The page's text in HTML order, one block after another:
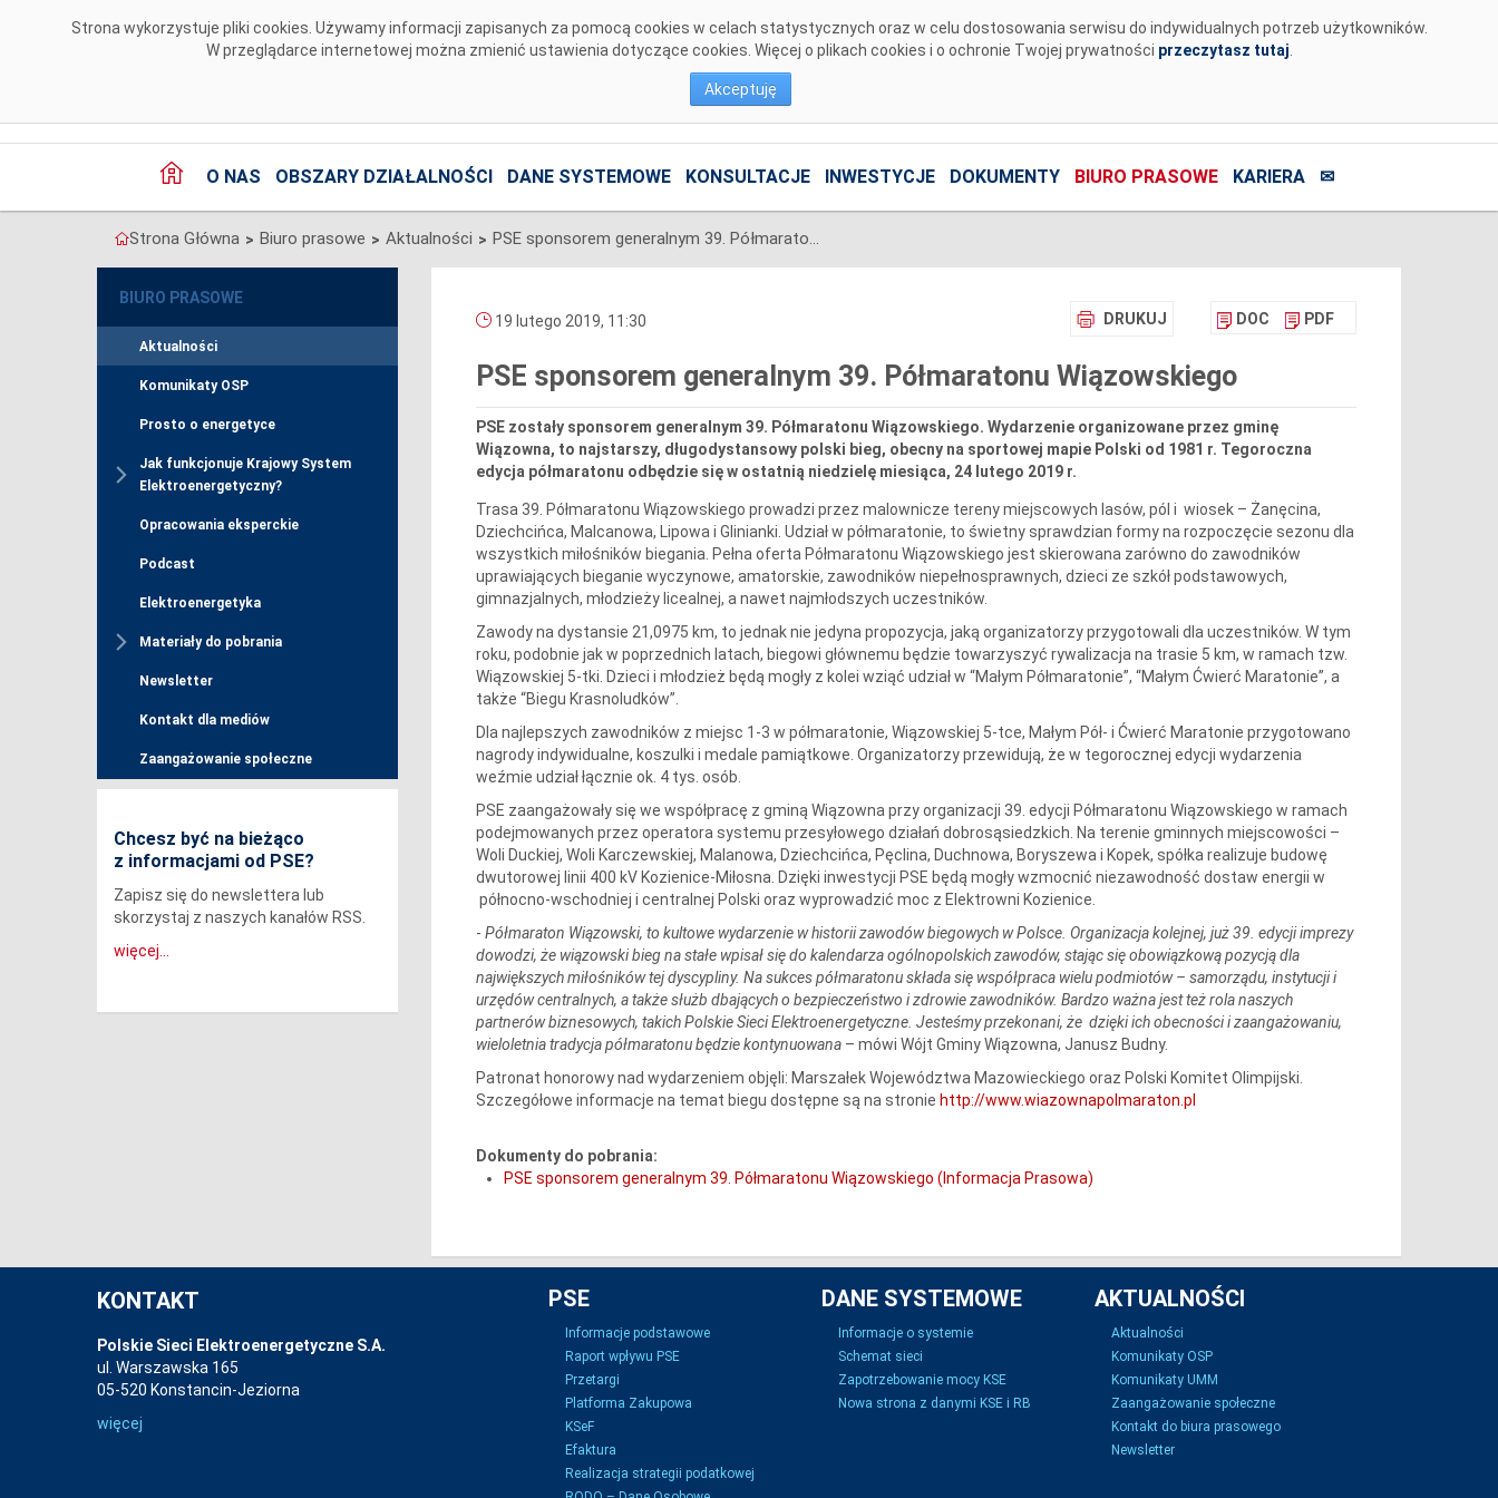
Strona wykorzystuje pliki cookies. Używamy informacji zapisanych za pomocą cookies w celach statystycznych oraz w celu dostosowania serwisu do indywidualnych potrzeb użytkowników.
W przeglądarce internetowej można zmienić ustawienia dotyczące cookies. Więcej o plikach cookies i o ochronie Twojej prywatności przeczytasz tutaj
Akceptuję
O NAS OBSZARY DZIAŁALNOŚCI DANE SYSTEMOWE KONSULTACJE INWESTYCJE DOKUMENTY BIURO PRASOWE KARIERA ✉
Strona Główna > Biuro prasowe > Aktualności > PSE sponsorem generalnym 39. Półmaratonu Wiązowskiego
BIURO PRASOWE
Aktualności
Komunikaty OSP
Prosto o energetyce
Jak funkcjonuje Krajowy System
Elektroenergetyczny?
Opracowania eksperckie
Podcast
Elektroenergetyka
Materiały do pobrania
Newsletter
Kontakt dla mediów
Zaangażowanie społeczne
Chcesz być na bieżąco
z informacjami od PSE?
Zapisz się do newslettera lub
skorzystaj z naszych kanałów RSS.
więcej...
DRUKUJ DOC PDF
19 lutego 2019, 11:30
PSE sponsorem generalnym 39. Półmaratonu Wiązowskiego
PSE zostały sponsorem generalnym 39. Półmaratonu Wiązowskiego. Wydarzenie organizowane przez gminę
Wiązowna, to najstarszy, długodystansowy polski bieg, obecny na sportowej mapie Polski od 1981 r. Tegoroczna
edycja półmaratonu odbędzie się w ostatnią niedzielę miesiąca, 24 lutego 2019 r.
Trasa 39. Półmaratonu Wiązowskiego prowadzi przez malownicze tereny miejscowych lasów, pól i wiosek – Żanęcina,
Dziechcińca, Malcanowa, Lipowa i Glinianki. Udział w półmaratonie, to świetny sprawdzian formy na rozpoczęcie sezonu dla
wszystkich miłośników biegania. Pełna oferta Półmaratonu Wiązowskiego jest skierowana zarówno do zawodników
uprawiających bieganie wyczynowe, amatorskie, zawodników niepełnosprawnych, dzieci ze szkół podstawowych,
gimnazjalnych, młodzieży licealnej, a nawet najmłodszych uczestników.
Zawody na dystansie 21,0975 km, to jednak nie jedyna propozycja, jaką organizatorzy przygotowali dla uczestników. W tym
roku, podobnie jak w poprzednich latach, biegowi głównemu będzie towarzyszyć rywalizacja na trasie 5 km, w ramach tzw.
Wiązowskiej 5-tki. Dzieci i młodzież będą mogły z kolei wziąć udział w “Małym Półmaratonie”, “Małym Ćwierć Maratonie”, a
także “Biegu Krasnoludków”.
Dla najlepszych zawodników z miejsc 1-3 w półmaratonie, Wiązowskiej 5-tce, Małym Pół- i Ćwierć Maratonie przygotowano
nagrody indywidualne, koszulki i medale pamiątkowe. Organizatorzy przewidują, że w tegorocznej edycji wydarzenia
weźmie udział łącznie ok. 4 tys. osób.
PSE zaangażowały się we współpracę z gminą Wiązowna przy organizacji 39. edycji Półmaratonu Wiązowskiego w ramach
podejmowanych przez operatora systemu przesyłowego działań dobrosąsiedzkich. Na terenie gminnych miejscowości –
Woli Duckiej, Woli Karczewskiej, Malanowa, Dziechcińca, Pęclina, Duchnowa, Boryszewa i Kopek, spółka realizuje budowę
dwutorowej linii 400 kV Kozienice-Miłosna. Dzięki inwestycji PSE będą mogły wzmocnić niezawodność dostaw energii w
północno-wschodniej i centralnej Polski oraz wyprowadzić moc z Elektrowni Kozienice.
- Półmaraton Wiązowski, to kultowe wydarzenie w historii zawodów biegowych w Polsce. Organizacja kolejnej, już 39. edycji imprezy
dowodzi, że wiązowski bieg na stałe wpisał się do kalendarza ogólnopolskich zawodów, stając się obowiązkową pozycją dla
największych miłośników tej dyscypliny. Na sukces półmaratonu składa się współpraca wielu podmiotów – samorządu, instytucji i
urzędów centralnych, a także służb dbających o bezpieczeństwo i zdrowie zawodników. Bardzo ważna jest też rola naszych
partnerów biznesowych, takich Polskie Sieci Elektroenergetyczne. Jesteśmy przekonani, że dzięki ich obecności i zaangażowaniu,
wieloletnia tradycja półmaratonu będzie kontynuowana– mówi Wójt Gminy Wiązowna, Janusz Budny.
Patronat honorowy nad wydarzeniem objęli: Marszałek Województwa Mazowieckiego oraz Polski Komitet Olimpijski.
Szczegółowe informacje na temat biegu dostępne są na stronie http://www.wiazownapolmaraton.pl
Dokumenty do pobrania:
PSE sponsorem generalnym 39. Półmaratonu Wiązowskiego (Informacja Prasowa)
KONTAKT
Polskie Sieci Elektroenergetyczne S.A.
ul. Warszawska 165
05-520 Konstancin-Jeziorna
więcej
PSE
Informacje podstawowe
Raport wpływu PSE
Przetargi
Platforma Zakupowa
KSeF
Efaktura
Realizacja strategii podatkowej
DANE SYSTEMOWE
Informacje o systemie
Schemat sieci
Zapotrzebowanie mocy KSE
Nowa strona z danymi KSE i RB
AKTUALNOŚCI
Aktualności
Komunikaty OSP
Komunikaty UMM
Zaangażowanie społeczne
Kontakt do biura prasowego
Newsletter